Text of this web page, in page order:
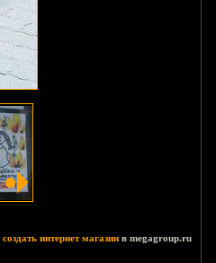
создать интернет магазин в megagroup.ru